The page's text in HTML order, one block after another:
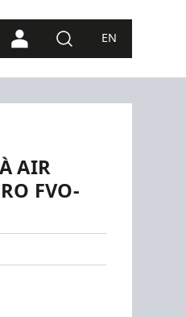
CONNEXION PORTAIL
RECHERCHE
EN
AIR
FVO-